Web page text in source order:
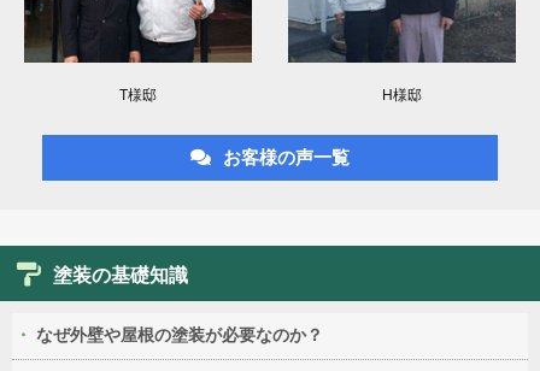
T様邸 H様邸
お客様の声一覧
塗装の基礎知識
なぜ外壁や屋根の塗装が必要なのか？